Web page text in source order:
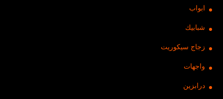
ابواب
شبابيك
زجاج سيكوريت
واجهات
درابزين